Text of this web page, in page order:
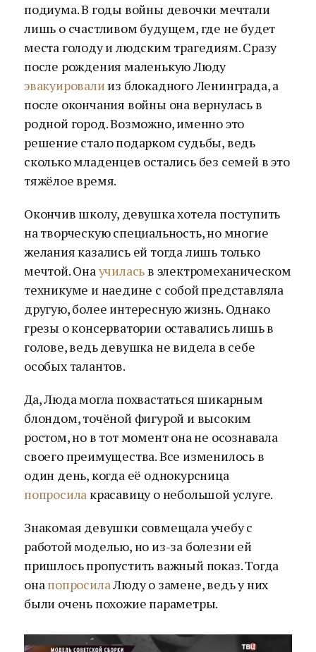
подиума. В годы войны девочки мечтали
лишь о счастливом будущем, где не будет
места голоду и людским трагедиям. Сразу
после рождения маленькую Люду
эвакуировали из блокадного Ленинграда, а
после окончания войны она вернулась в
родной город. Возможно, именно это
решение стало подарком судьбы, ведь
сколько младенцев остались без семей в это
тяжёлое время.
Окончив школу, девушка хотела поступить
на творческую специальность, но многие
желания казались ей тогда лишь только
мечтой. Онаучилась в электромеханическом
техникуме и наедине с собой представляла
другую, более интересную жизнь. Однако
грезы о консерватории оставались лишь в
голове, ведь девушка не видела в себе
особых талантов.
Да, Люда могла похвастаться шикарным
блондом, точёной фигурой и высоким
ростом, но в тот момент она не осознавала
своего преимущества. Все изменилось в
один день, когда её однокурсница
попросила красавицу о небольшой услуге.
Знакомая девушки совмещала учебу с
работой моделью, но из-за болезни ей
пришлось пропустить важный показ. Тогда
онапопросилаЛюду о замене, ведь у них
были очень похожие параметры.